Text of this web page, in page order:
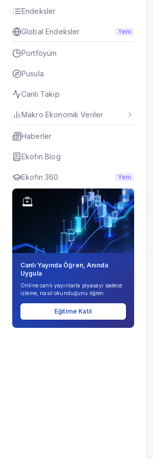
Endeksler
Global Endeksler Yeni
Portföyüm
Pusula
Canlı Takip
Makro Ekonomik Veriler
Haberler
Ekofin Blog
Ekofin 360 Yeni
Canlı Yayında Öğren, Anında
Uygula
Online canlı yayınlarla piyasayı sadece
izleme, nasıl okunduğunu öğren.
Eğitime Katıl